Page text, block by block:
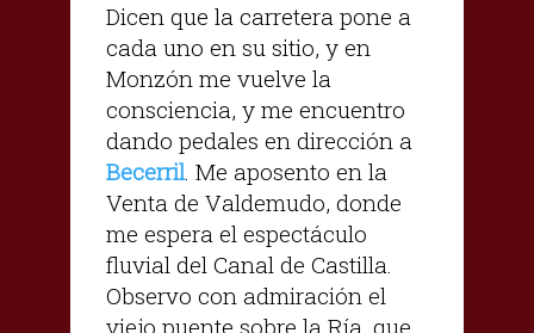
Dicen que la carretera pone a
cada uno en su sitio, y en
Monzón me vuelve la
consciencia, y me encuentro
dando pedales en dirección a
Becerril. Me aposento en la
Venta de Valdemudo, donde
me espera el espectáculo
fluvial del Canal de Castilla.
Observo con admiración el
viejo puente sobre la Ría, que